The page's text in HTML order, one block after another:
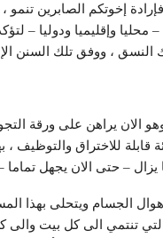
إخوتكم الصابرين
محليا وإقليميا ودوليا –
، ووفق تلك السنن
الان يراهن على ورقة
قابلة للاختراق والتوظيف
يزال – حتى الان يجهل
الجسام ويتحلى بهذا
تنتمي الى كل بيت